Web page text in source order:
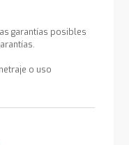
garantías posibles
o uso